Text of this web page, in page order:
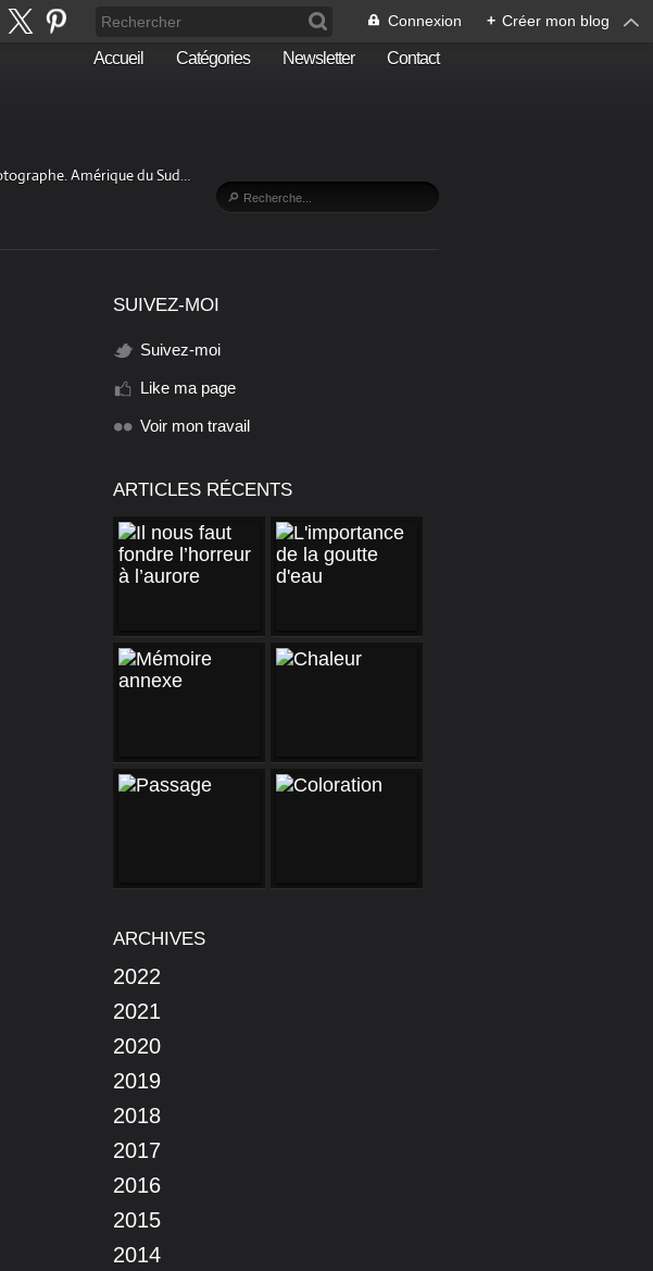
Connexion + Créer mon blog
Accueil Catégories Newsletter Contact
Amérique du Sud…
SUIVEZ-MOI
Suivez-moi
Like ma page
Voir mon travail
ARTICLES RÉCENTS
ARCHIVES
2022
2021
2020
2019
2018
2017
2016
2015
2014